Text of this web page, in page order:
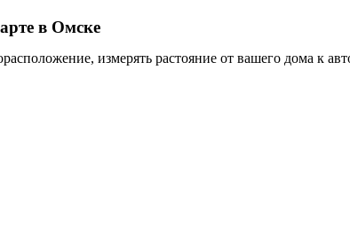
в Омске
измерять растояние от вашего дома к